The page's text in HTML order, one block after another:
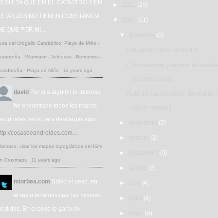
QUE EN EL CATASTRO Y EN
NO TIENEN CONSTANCIA
QUE POR MI...
del Urogallo Cantábrico: Playa de Miño -
- Vilarmaior - Velouzas - Bemantes -
- Playa de Miño · 11 years ago
david Por si a alguien le interesa
he encontrado todos los mapas
listos para descargar aqui
cosasdeandroides.com...
Usar los mapas topográficos del IGN
Oruxmaps · 11 years ago
miorbea.com Salvo el peso, en
el resto tenemos casi las mismas
En el peso te gano de
► (29)
▼ (51)
▼ (3)
► (3)
► (2)
► (5)
► (3)
► (4)
► (8)
► (5)